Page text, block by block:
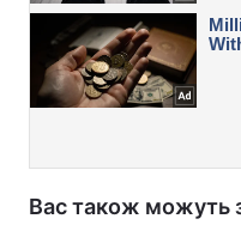
Вас також можуть